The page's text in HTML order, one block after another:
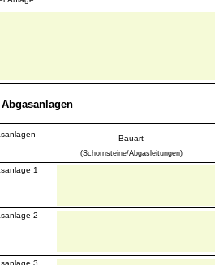
Bauart
(Schornsteine/Abgasleitungen)
1
2
3